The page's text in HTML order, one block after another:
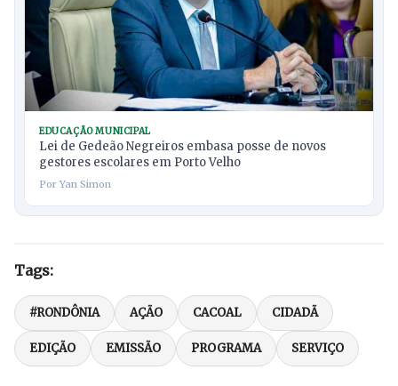
EDUCAÇÃO MUNICIPAL
Lei de Gedeão Negreiros embasa posse de novos
gestores escolares em Porto Velho
Por Yan Simon
Tags:
#RONDÔNIA AÇÃO CACOAL CIDADÃ
EDIÇÃO EMISSÃO PROGRAMA SERVIÇO